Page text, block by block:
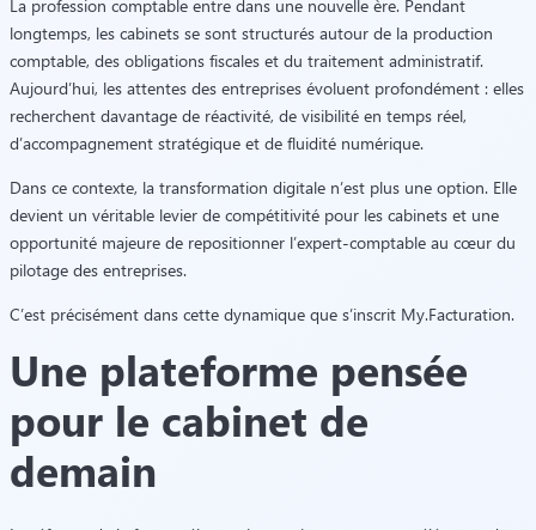
La profession comptable entre dans une nouvelle ère. Pendant
longtemps, les cabinets se sont structurés autour de la production
comptable, des obligations fiscales et du traitement administratif.
Aujourd’hui, les attentes des entreprises évoluent profondément : elles
recherchent davantage de réactivité, de visibilité en temps réel,
d’accompagnement stratégique et de fluidité numérique.
Dans ce contexte, la transformation digitale n’est plus une option. Elle
devient un véritable levier de compétitivité pour les cabinets et une
opportunité majeure de repositionner l’expert-comptable au cœur du
pilotage des entreprises.
C’est précisément dans cette dynamique que s’inscrit My.Facturation.
Une plateforme pensée
pour le cabinet de
demain